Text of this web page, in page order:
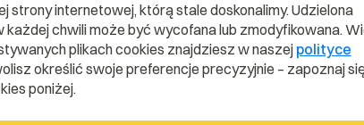
strony internetowej, którą stale doskonalimy. Udzielona
każdej chwili może być wycofana lub zmodyfikowana.
plikach cookies znajdziesz w naszej polityce
określić swoje preferencje precyzyjnie – zapoznaj
poniżej.